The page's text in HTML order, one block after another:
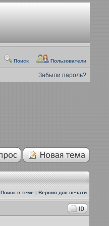
Поиск Пользователи
Забыли пароль?
Поиск в теме| Версия для печати